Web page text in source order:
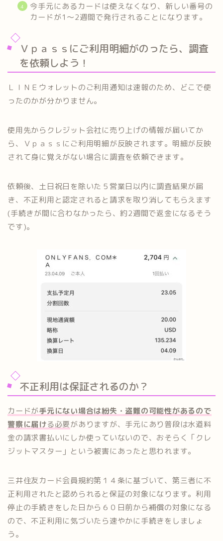
今手元にあるカードは使えなくなり、新しい番号の
カードが1～2週間で発行されることになります。
Ｖｐａｓｓにご利用明細がのったら、調査
を依頼しよう！
ＬＩＮＥウォレットのご利用通知は速報のため、どこで使
ったのかが分かりません。
使用先からクレジット会社に売り上げの情報が届いてか
ら、Ｖｐａｓｓにご利用明細が反映されます。明細が反映
されて身に覚えがない場合に調査を依頼できます。
依頼後、土日祝日を除いた５営業日以内に調査結果が届
き、不正利用と認定されると請求を取り消してもらえます
(手続きが間に合わなかったら、約2週間で返金になるそう
です)。
不正利用は保証されるのか？
カードが手元にない場合は紛失・盗難の可能性があるので
警察に届ける必要がありますが、手元にあり普段は水道料
金の請求書払いにしか使っていないので、おそらく「クレ
ジットマスター」という被害にあったと思われます。
三井住友カード会員規約第１４条に基づいて、第三者に不
正利用されたと認められると保証の対象になります。利用
停止の手続きをした日から６０日前から補償の対象になる
ので、不正利用に気づいたら速やかに手続きをしましょ
う。